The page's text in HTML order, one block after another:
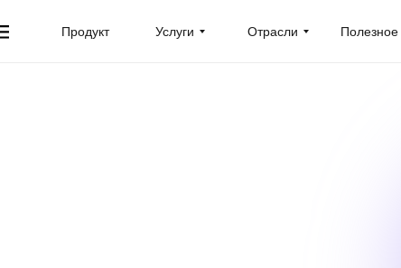
Продукт Отрасли
Услуги Полезное